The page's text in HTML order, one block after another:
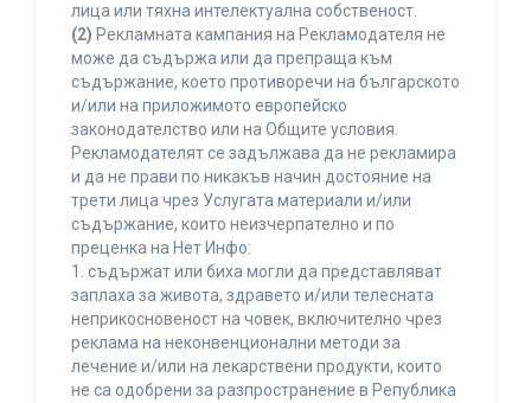
лица или тяхна интелектуална собственост.
(2) Рекламната кампания на Рекламодателя не
може да съдържа или да препраща към
съдържание, което противоречи на българското
и/или на приложимото европейско
законодателство или на Общите условия.
Рекламодателят се задължава да не рекламира
и да не прави по никакъв начин достояние на
трети лица чрез Услугата материали и/или
съдържание, които неизчерпателно и по
преценка на Нет Инфо:
1. съдържат или биха могли да представляват
заплаха за живота, здравето и/или телесната
неприкосновеност на човек, включително чрез
реклама на неконвенционални методи за
лечение и/или на лекарствени продукти, които
не са одобрени за разпространение в Република